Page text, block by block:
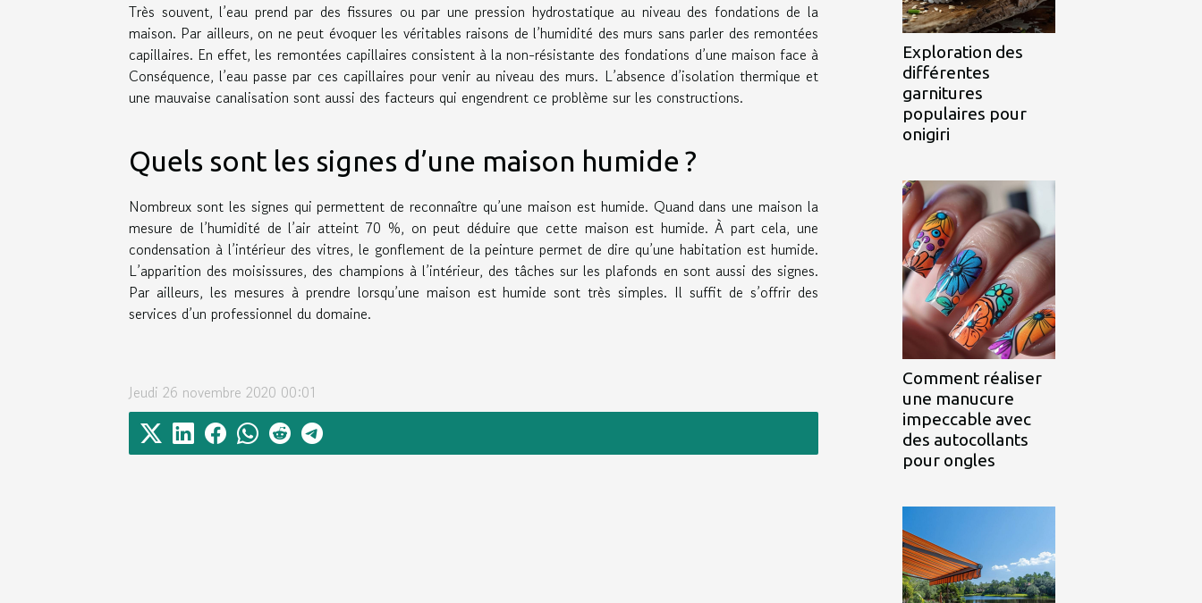
Très souvent, l’eau prend par des fissures ou par une pression hydrostatique au niveau des fondations de la
maison. Par ailleurs, on ne peut évoquer les véritables raisons de l’humidité des murs sans parler des remontées
capillaires. En effet, les remontées capillaires consistent à la non-résistante des fondations d’une maison face à
Conséquence, l’eau passe par ces capillaires pour venir au niveau des murs. L’absence d’isolation thermique et
une mauvaise canalisation sont aussi des facteurs qui engendrent ce problème sur les constructions.
Quels sont les signes d’une maison humide ?
Nombreux sont les signes qui permettent de reconnaître qu’une maison est humide. Quand dans une maison la
mesure de l’humidité de l’air atteint 70 %, on peut déduire que cette maison est humide. À part cela, une
condensation à l’intérieur des vitres, le gonflement de la peinture permet de dire qu’une habitation est humide.
L’apparition des moisissures, des champions à l’intérieur, des tâches sur les plafonds en sont aussi des signes.
Par ailleurs, les mesures à prendre lorsqu’une maison est humide sont très simples. Il suffit de s’offrir des
services d’un professionnel du domaine.
Jeudi 26 novembre 2020 00:01
Exploration des
différentes
garnitures
populaires pour
onigiri
Comment réaliser
une manucure
impeccable avec
des autocollants
pour ongles